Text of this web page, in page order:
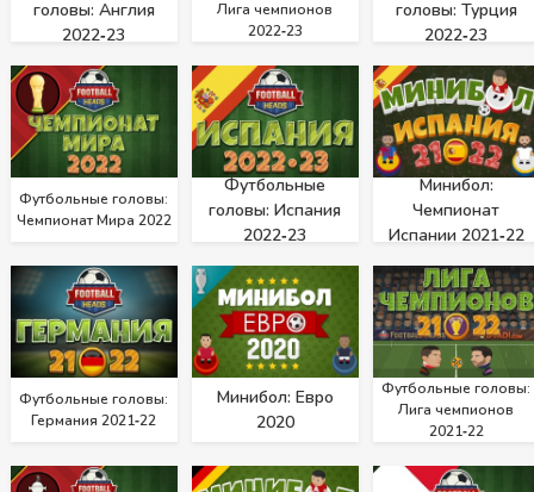
головы: Англия
2022‑23
Лига чемпионов
2022‑23
головы: Турция
2022‑23
Футбольные головы:
Чемпионат Мира 2022
Футбольные
головы: Испания
2022‑23
Минибол:
Чемпионат
Испании 2021‑22
Футбольные головы:
Германия 2021‑22
Минибол: Евро
2020
Футбольные головы:
Лига чемпионов
2021‑22